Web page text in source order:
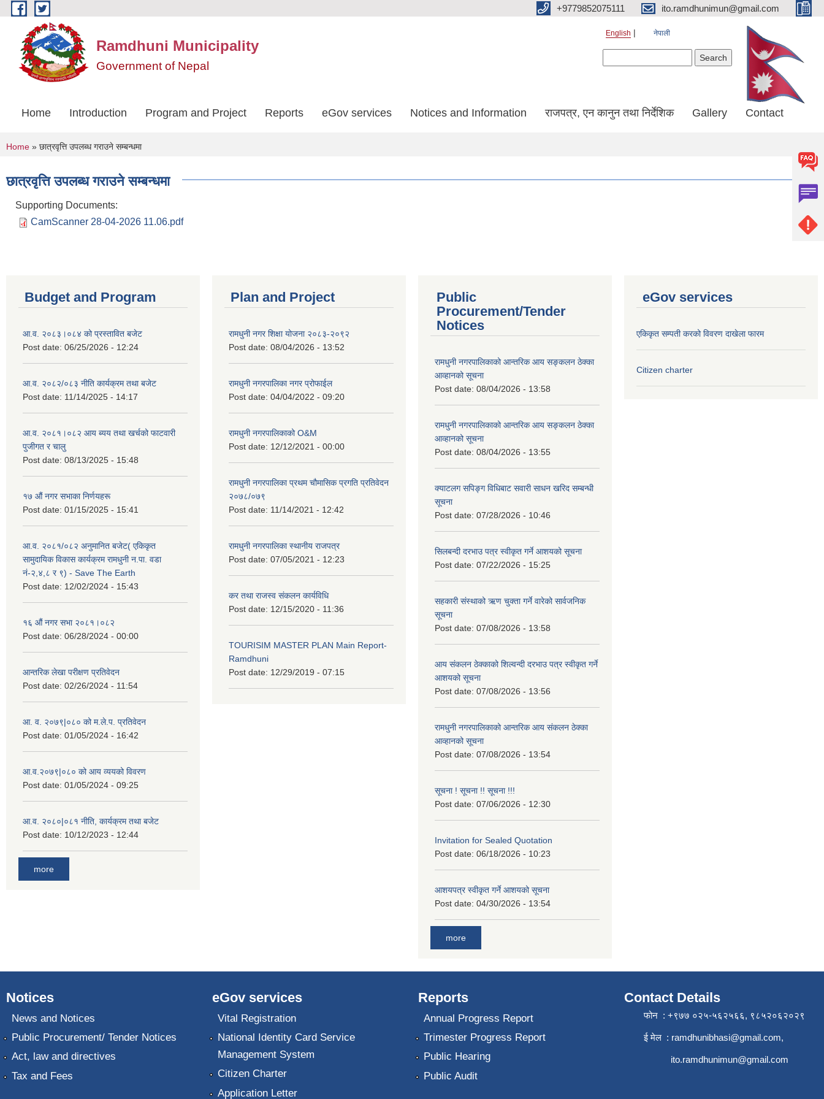
Skip to main content +9779852075111 ito.ramdhunimun@gmail.com
Ramdhuni Municipality
Government of Nepal
English नेपाली
Home Introduction Program and Project Reports eGov services Notices and Information राजपत्र, एन कानुन तथा निर्देशिक Gallery Contact
You are here
Home » छात्रवृत्ति उपलब्ध गराउने सम्बन्धमा
छात्रवृत्ति उपलब्ध गराउने सम्बन्धमा
Supporting Documents:
CamScanner 28-04-2026 11.06.pdf
Budget and Program
आ.व. २०८३।०८४ को प्रस्तावित बजेट
Post date: 06/25/2026 - 12:24
आ.व. २०८२/०८३ नीति कार्यक्रम तथा बजेट
Post date: 11/14/2025 - 14:17
आ.व. २०८१।०८२ आय ब्यय तथा खर्चको फाटवारी
पुजीगत र चालु
Post date: 08/13/2025 - 15:48
१७ औं नगर सभाका निर्णयहरू
Post date: 01/15/2025 - 15:41
आ.व. २०८१/०८२ अनुमानित बजेट( एकिकृत
सामुदायिक विकास कार्यक्रम रामधुनी न.पा. वडा
नं-२,४,८ र ९) - Save The Earth
Post date: 12/02/2024 - 15:43
१६ औं नगर सभा २०८१।०८२
Post date: 06/28/2024 - 00:00
आन्तरिक लेखा परीक्षण प्रतिवेदन
Post date: 02/26/2024 - 11:54
आ. व. २०७९|०८० को म.ले.प. प्रतिवेदन
Post date: 01/05/2024 - 16:42
आ.व.२०७९|०८० को आय व्ययको विवरण
Post date: 01/05/2024 - 09:25
आ.व. २०८०|०८१ नीति, कार्यक्रम तथा बजेट
Post date: 10/12/2023 - 12:44
more
Plan and Project
रामधुनी नगर शिक्षा योजना २०८३-२०९२
Post date: 08/04/2026 - 13:52
रामधुनी नगरपालिका नगर प्रोफाईल
Post date: 04/04/2022 - 09:20
रामधुनी नगरपालिकाको O&M
Post date: 12/12/2021 - 00:00
रामधुनी नगरपालिका प्रथम चौमासिक प्रगति प्रतिवेदन
२०७८/०७९
Post date: 11/14/2021 - 12:42
रामधुनी नगरपालिका स्थानीय राजपत्र
Post date: 07/05/2021 - 12:23
कर तथा राजस्व संकलन कार्यविधि
Post date: 12/15/2020 - 11:36
TOURISIM MASTER PLAN Main Report-
Ramdhuni
Post date: 12/29/2019 - 07:15
Public
Procurement/Tender
Notices
रामधुनी नगरपालिकाको आन्तरिक आय सङ्कलन ठेक्का
आव्हानको सूचना
Post date: 08/04/2026 - 13:58
रामधुनी नगरपालिकाको आन्तरिक आय सङ्कलन ठेक्का
आव्हानको सूचना
Post date: 08/04/2026 - 13:55
क्याटलग सपिङ्ग विधिबाट सवारी साधन खरिद सम्बन्धी
सूचना
Post date: 07/28/2026 - 10:46
सिलबन्दी दरभाउ पत्र स्वीकृत गर्ने आशयको सूचना
Post date: 07/22/2026 - 15:25
सहकारी संस्थाको ऋण चुक्ता गर्ने वारेको सार्वजनिक
सूचना
Post date: 07/08/2026 - 13:58
आय संकलन ठेक्काको शिल्वन्दी दरभाउ पत्र स्वीकृत गर्ने
आशयको सूचना
Post date: 07/08/2026 - 13:56
रामधुनी नगरपालिकाको आन्तरिक आय संकलन ठेक्का
आव्हानको सूचना
Post date: 07/08/2026 - 13:54
सूचना ! सूचना !! सूचना !!!
Post date: 07/06/2026 - 12:30
Invitation for Sealed Quotation
Post date: 06/18/2026 - 10:23
आशयपत्र स्वीकृत गर्ने आशयको सूचना
Post date: 04/30/2026 - 13:54
more
eGov services
एकिकृत सम्पती करको विवरण दाखेला फारम
Citizen charter
Notices
News and Notices
Public Procurement/ Tender Notices
Act, law and directives
Tax and Fees
eGov services
Vital Registration
National Identity Card Service
Management System
Citizen Charter
Application Letter
Reports
Annual Progress Report
Trimester Progress Report
Public Hearing
Public Audit
Contact Details
फोन : +९७७ ०२५-५६२५६६, ९८५२०६२०२९
ई मेल : ramdhunibhasi@gmail.com,
ito.ramdhunimun@gmail.com